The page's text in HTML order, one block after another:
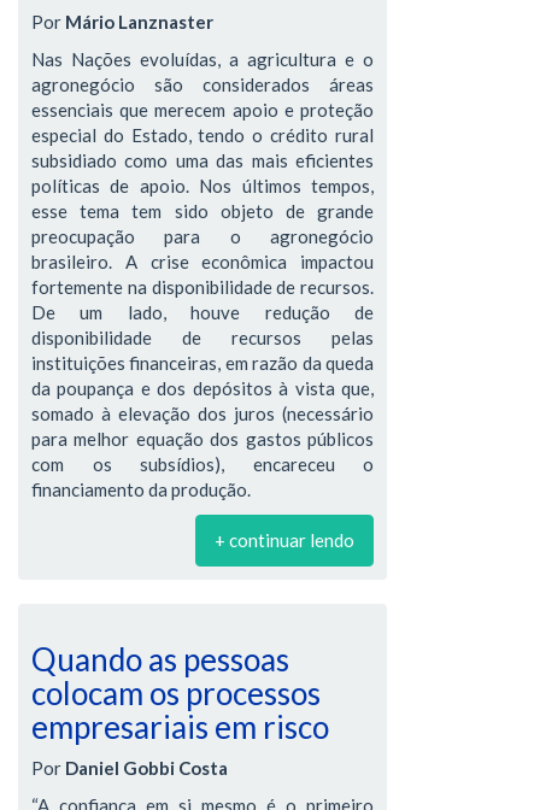
Por Mário Lanznaster
Nas Nações evoluídas, a agricultura e o
agronegócio são considerados áreas
essenciais que merecem apoio e proteção
especial do Estado, tendo o crédito rural
subsidiado como uma das mais eficientes
políticas de apoio. Nos últimos tempos,
esse tema tem sido objeto de grande
preocupação para o agronegócio
brasileiro. A crise econômica impactou
fortemente na disponibilidade de recursos.
De um lado, houve redução de
disponibilidade de recursos pelas
instituições financeiras, em razão da queda
da poupança e dos depósitos à vista que,
somado à elevação dos juros (necessário
para melhor equação dos gastos públicos
com os subsídios), encareceu o
financiamento da produção.
+ continuar lendo
Quando as pessoas
colocam os processos
empresariais em risco
Por Daniel Gobbi Costa
“A confiança em si mesmo é o primeiro